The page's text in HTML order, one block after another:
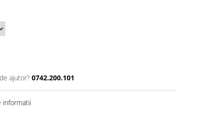
ajutor? 0742.200.101
informatii